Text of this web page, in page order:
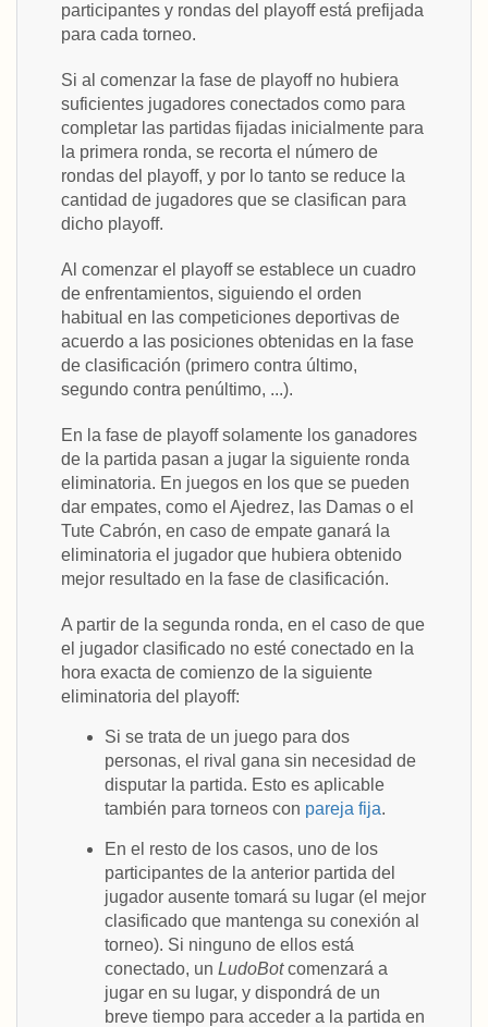
participantes y rondas del playoff está prefijada
para cada torneo.
Si al comenzar la fase de playoff no hubiera
suficientes jugadores conectados como para
completar las partidas fijadas inicialmente para
la primera ronda, se recorta el número de
rondas del playoff, y por lo tanto se reduce la
cantidad de jugadores que se clasifican para
dicho playoff.
Al comenzar el playoff se establece un cuadro
de enfrentamientos, siguiendo el orden
habitual en las competiciones deportivas de
acuerdo a las posiciones obtenidas en la fase
de clasificación (primero contra último,
segundo contra penúltimo, ...).
En la fase de playoff solamente los ganadores
de la partida pasan a jugar la siguiente ronda
eliminatoria. En juegos en los que se pueden
dar empates, como el Ajedrez, las Damas o el
Tute Cabrón, en caso de empate ganará la
eliminatoria el jugador que hubiera obtenido
mejor resultado en la fase de clasificación.
A partir de la segunda ronda, en el caso de que
el jugador clasificado no esté conectado en la
hora exacta de comienzo de la siguiente
eliminatoria del playoff:
Si se trata de un juego para dos
personas, el rival gana sin necesidad de
disputar la partida. Esto es aplicable
también para torneos con pareja fija.
En el resto de los casos, uno de los
participantes de la anterior partida del
jugador ausente tomará su lugar (el mejor
clasificado que mantenga su conexión al
torneo). Si ninguno de ellos está
conectado, un LudoBotcomenzará a
jugar en su lugar, y dispondrá de un
breve tiempo para acceder a la partida en